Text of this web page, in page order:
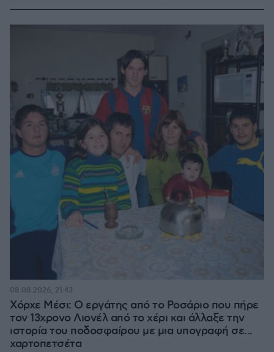
Χόρχε Μέσι: Ο εργάτης από το Ροσάριο που πήρε
τον 13χρονο Λιονέλ από το χέρι και άλλαξε την
ιστορία του ποδοσφαίρου με μια υπογραφή σε...
χαρτοπετσέτα
08.08.2026, 21:43